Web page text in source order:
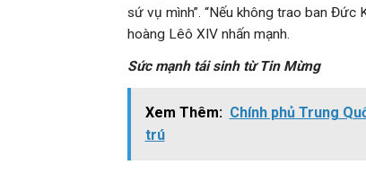
sứ vụ mình”. “Nếu không trao ban Đức
hoàng Lêô XIV nhấn mạnh.
Sức mạnh tái sinh từ Tin Mừng
Xem Thêm: Chính phủ Trung
trú